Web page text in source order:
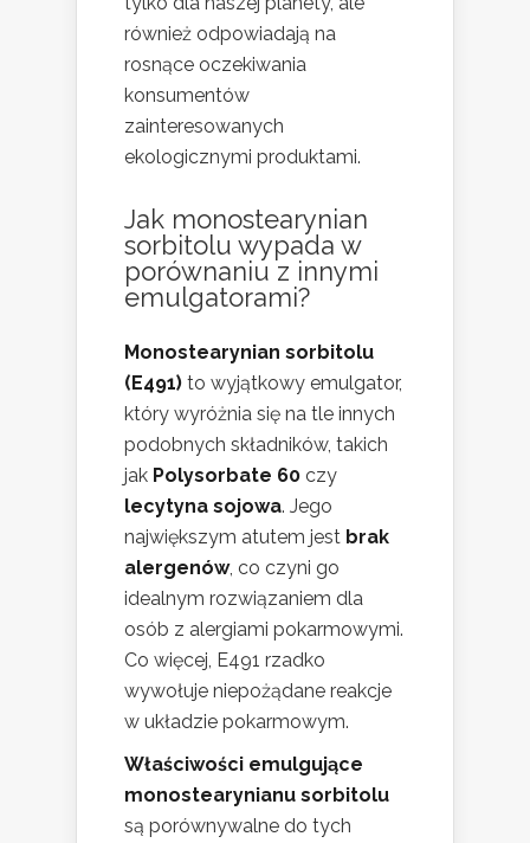
również odpowiadają na
rosnące oczekiwania
konsumentów
zainteresowanych
ekologicznymi produktami.
Jak monostearynian
sorbitolu wypada w
porównaniu z innymi
emulgatorami?
Monostearynian sorbitolu
(E491) to wyjątkowy emulgator,
który wyróżnia się na tle innych
podobnych składników, takich
jak Polysorbate 60 czy
lecytyna sojowa. Jego
największym atutem jest brak
alergenów, co czyni go
idealnym rozwiązaniem dla
osób z alergiami pokarmowymi.
Co więcej, E491 rzadko
wywołuje niepożądane reakcje
w układzie pokarmowym.
Właściwości emulgujące
monostearynianu sorbitolu
są porównywalne do tych